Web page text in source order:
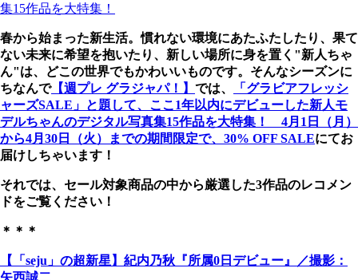
集15作品を大特集！
春から始まった新生活。慣れない環境にあたふたしたり、果て
ない未来に希望を抱いたり、新しい場所に身を置く"新人ちゃ
ん"は、どこの世界でもかわいいものです。そんなシーズンに
ちなんで【週プレ グラジャパ！】 では、
「グラビアフレッシ
ャーズSALE」と題して、ここ1年以内にデビューした新人モ
デルちゃんのデジタル写真集15作品を大特集！ 4月1日（月）
から4月30日（火）までの期間限定で、30% OFF SALEにてお
届けしちゃいます！
それでは、セール対象商品の中から厳選した3作品のレコメン
ドをご覧ください！
＊＊＊
【「seju」の超新星】紀内乃秋『所属0日デビュー』／撮影：
矢西誠二